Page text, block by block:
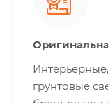
грунтовые